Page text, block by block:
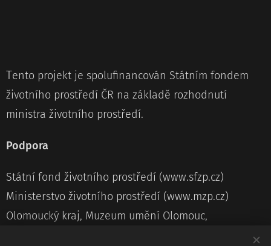
Tento projekt je spolufinancován Státním fondem
životního prostředí ČR na základě rozhodnutí
ministra životního prostředí.
Podpora
Státní fond životního prostředí (www.sfzp.cz)
Ministerstvo životního prostředí (www.mzp.cz)
Olomoucký kraj, Muzeum umění Olomouc,